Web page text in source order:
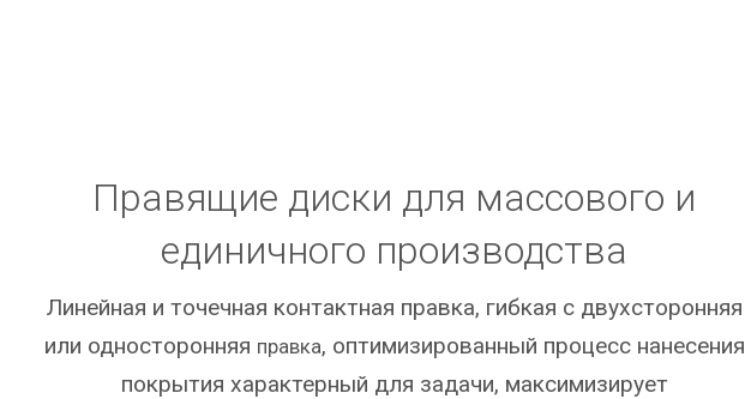
Правящие диски для массового и
единичного производства
Линейная и точечная контактная правка, гибкая с двухсторонняя
или односторонняя правка, оптимизированный процесс нанесения
покрытия характерный для задачи, максимизирует